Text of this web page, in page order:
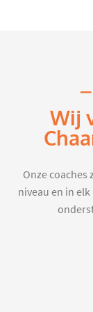
Wij
Onze
niveau en in